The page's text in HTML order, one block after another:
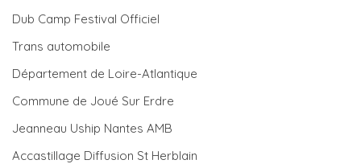
Dub Camp Festival Officiel
Trans automobile
Département de Loire-Atlantique
Commune de Joué Sur Erdre
Jeanneau Uship Nantes AMB
Accastillage Diffusion St Herblain